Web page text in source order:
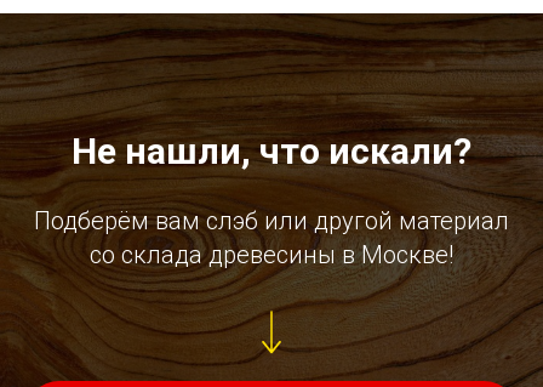
Не нашли, что искали?
Подберём вам слэб или другой материал
со склада древесины в Москве!